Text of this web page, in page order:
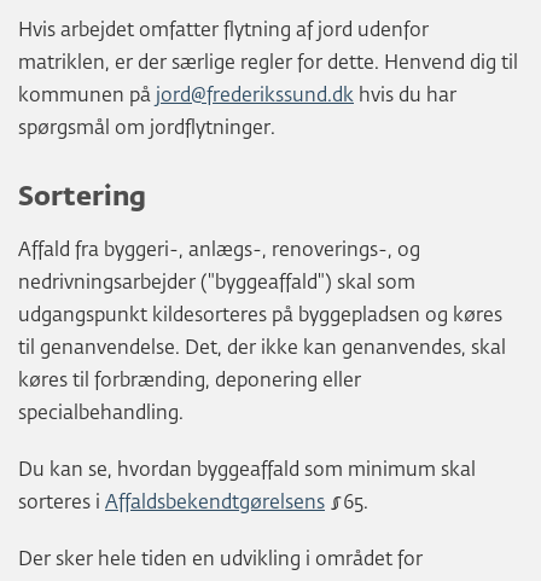
Hvis arbejdet omfatter flytning af jord udenfor
matriklen, er der særlige regler for dette. Henvend dig til
kommunen på jord@frederikssund.dk hvis du har
spørgsmål om jordflytninger.
Sortering
Affald fra byggeri-, anlægs-, renoverings-, og
nedrivningsarbejder ("byggeaffald") skal som
udgangspunkt kildesorteres på byggepladsen og køres
til genanvendelse. Det, der ikke kan genanvendes, skal
køres til forbrænding, deponering eller
specialbehandling.
Du kan se, hvordan byggeaffald som minimum skal
sorteres i Affaldsbekendtgørelsens §65.
Der sker hele tiden en udvikling i området for